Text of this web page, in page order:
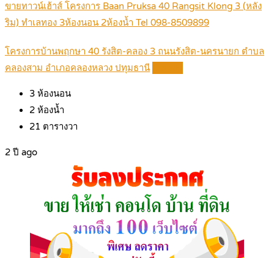
ขายทาวน์เฮ้าส์ โครงการ Baan Pruksa 40 Rangsit Klong 3 (หลัง
ริม) ทำเลทอง 3ห้องนอน 2ห้องน้ำ Tel 098-8509899
โครงการบ้านพฤกษา 40 รังสิต-คลอง 3 ถนนรังสิต-นครนายก ตำบล
คลองสาม อำเภอคลองหลวง ปทุมธานี
3 ห้องนอน
2 ห้องน้ำ
21 ตารางวา
2 ปี ago